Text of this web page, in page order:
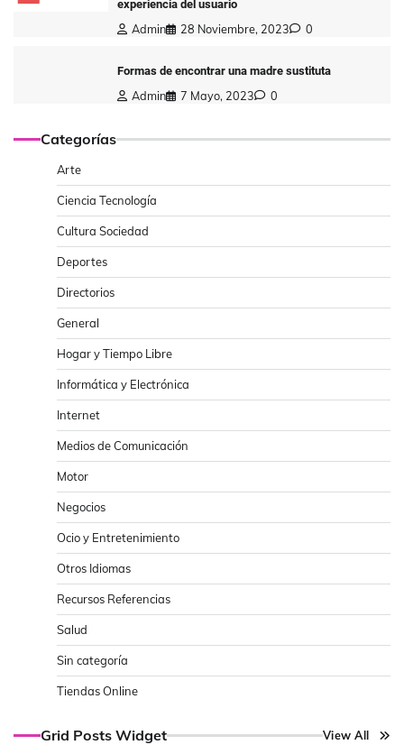
experiencia del usuario
Admin 28 Noviembre, 2023 0
Formas de encontrar una madre sustituta
Admin 7 Mayo, 2023 0
Categorías
Arte
Ciencia Tecnología
Cultura Sociedad
Deportes
Directorios
General
Hogar y Tiempo Libre
Informática y Electrónica
Internet
Medios de Comunicación
Motor
Negocios
Ocio y Entretenimiento
Otros Idiomas
Recursos Referencias
Salud
Sin categoría
Tiendas Online
Grid Posts Widget View All